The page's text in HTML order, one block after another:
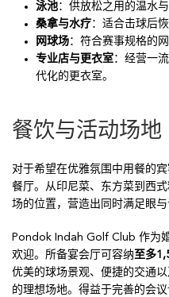
泳池：供放松之用的温水与
桑拿与水疗：适合击球后
网球场：符合赛事规格的网
专业店与更衣室：经营一
代化的更衣室。
餐饮与活动场地
对于希望在优雅氛围中用餐的
餐厅。从印尼菜、东方菜到西
场的位置，营造出同时满足眼与
Pondok Indah Golf Club 作为
欢迎。所备宴会厅可容纳至多
优美的球场景观、便捷的交通
的理想场地。得益于完善的会